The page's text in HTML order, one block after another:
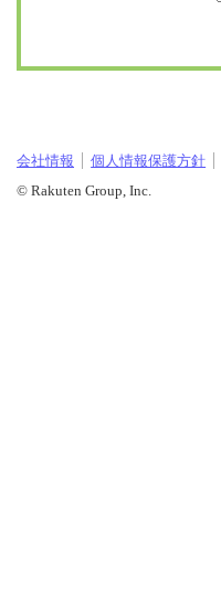
会社情報 個人情報保護方針
© Rakuten Group, Inc.